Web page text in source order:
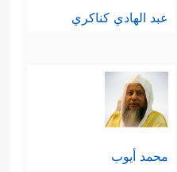
عبد الهادي كناكري
محمد أيوب